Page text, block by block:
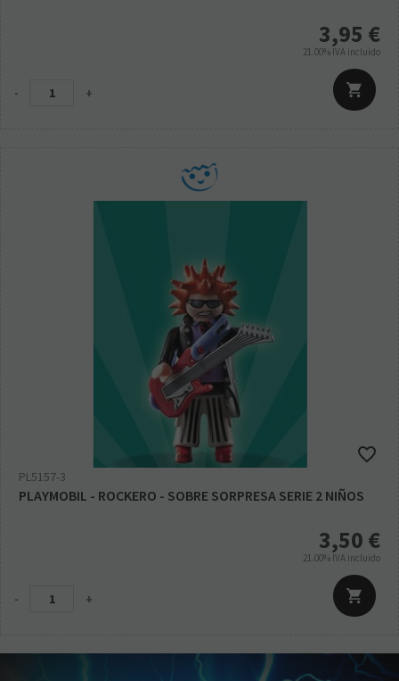
3,95 €
21.00% IVA incluido
- +
PL5157-3
PLAYMOBIL - ROCKERO - SOBRE SORPRESA SERIE 2 NIÑOS
3,50 €
21.00% IVA incluido
- +